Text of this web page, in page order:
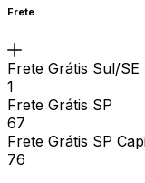
Frete
Frete Grátis Sul/SE
1
Frete Grátis SP
67
Frete Grátis SP
76